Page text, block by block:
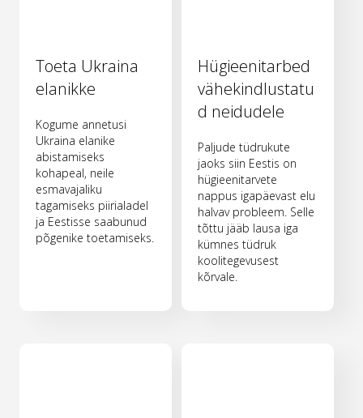
Toeta Ukraina
elanikke
Kogume annetusi
Ukraina elanike
abistamiseks
kohapeal, neile
esmavajaliku
tagamiseks piirialadel
ja Eestisse saabunud
põgenike toetamiseks.
Hügieenitarbed
vähekindlustatu
d neidudele
Paljude tüdrukute
jaoks siin Eestis on
hügieenitarvete
nappus igapäevast elu
halvav probleem. Selle
tõttu jääb lausa iga
kümnes tüdruk
koolitegevusest
kõrvale.